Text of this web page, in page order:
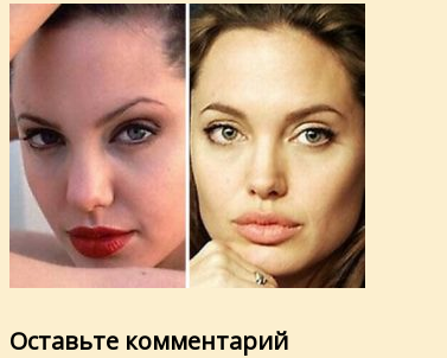
Оставьте комментарий